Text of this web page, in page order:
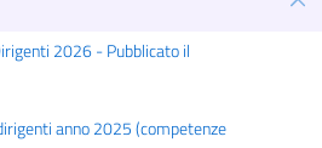
2026 - Pubblicato il
anno 2025 (competenze